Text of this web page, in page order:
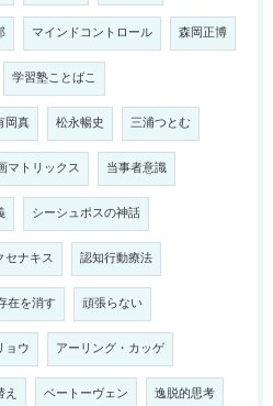
マインドコントロール 森岡正博
学習塾ことばこ
岡真 松永暢史 三浦つとむ
マトリックス 当事者意識
シーシュポスの神話
セナキス 認知行動療法
在を消す 頑張らない
ョウ アーリング・カッゲ
え ベートーヴェン 逸脱的思考